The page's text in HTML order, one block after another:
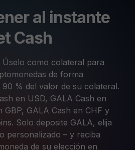
al instante
Cash
Úselo como colateral para
de forma
90 % del valor de su colateral.
en USD, GALA Cash en
GBP, GALA Cash en CHF y
Solo deposite GALA, elija
personalizado – y reciba
de su elección en